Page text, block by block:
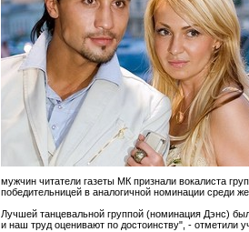
мужчин читатели газеты МК признали вокалиста
победительницей в аналогичной номинации среди
Лучшей танцевальной группой (номинация Дэнс)
и наш труд оценивают по достоинству", - отметили